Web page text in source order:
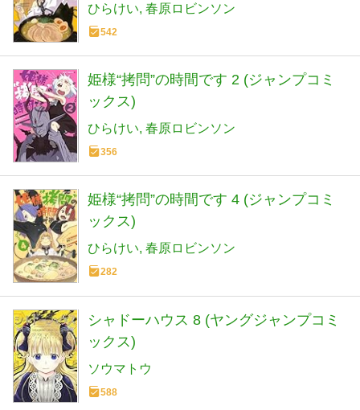
ひらけい 春原ロビンソン
542
姫様“拷問”の時間です 2 (ジャンプコミ
ックス)
ひらけい 春原ロビンソン
356
姫様“拷問”の時間です 4 (ジャンプコミ
ックス)
ひらけい 春原ロビンソン
282
シャドーハウス 8 (ヤングジャンプコミ
ックス)
ソウマトウ
588